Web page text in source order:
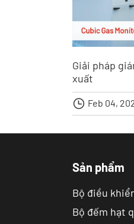
Giải pháp
xuất
 Feb 04,
Sản phẩm
Bộ điều
Bộ đếm hạt